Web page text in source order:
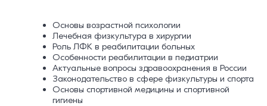
Основы возрастной психологии
Лечебная физкультура в хирургии
Роль ЛФК в реабилитации больных
Особенности реабилитации в педиатрии
Актуальные вопросы здравоохранения в России
Законодательство в сфере физкультуры и спорта
Основы спортивной медицины и спортивной
гигиены